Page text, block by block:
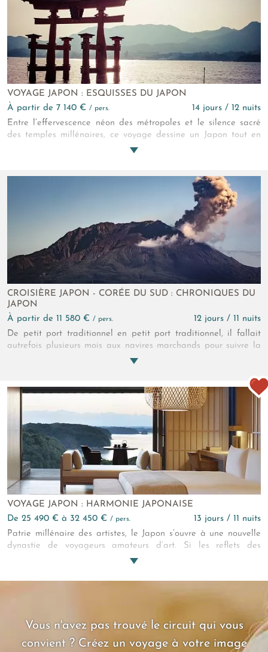
artisanale et élégance intemporelle. Envoûtant ! Pour le temps
des rêves, enfin, vous respirez la douceur d’îles dédiées à l’art
contemporain, Naoshima et Teshima, et la délicatesse
d’adresses d’exception. Reposant…
VOYAGE JAPON : ESQUISSES DU JAPON
à partir de 7 140 € / pers.
14 jours / 12 nuits
Entre l’effervescence néon des métropoles et le silence sacré
des temples millénaires, ce voyage dessine un Japon tout en
contrastes. On passe des jardins de mousse aux gratte-ciels en
CROISIÈRE JAPON - CORÉE DU SUD : CHRONIQUES DU
JAPON
à partir de 11 580 € / pers.
12 jours / 11 nuits
De petit port traditionnel en petit port traditionnel, il fallait
autrefois plusieurs mois aux navires marchands pour suivre la
voie maritime Kitamae… Il vous faudra 12 jours ! Avec cette
VOYAGE JAPON : HARMONIE JAPONAISE
de 25 490 € à 32 450 € / pers.
13 jours / 11 nuits
Patrie millénaire des artistes, le Japon s’ouvre à une nouvelle
dynastie de voyageurs amateurs d’art. Si les reflets des
temples vacillent à la surface des lacs, rien ne trouble les
luxueux hébergements qui sont vôtres pendant ce circuit
Vous n'avez pas trouvé le circuit qui vous
convient ? Créez un voyage à votre image